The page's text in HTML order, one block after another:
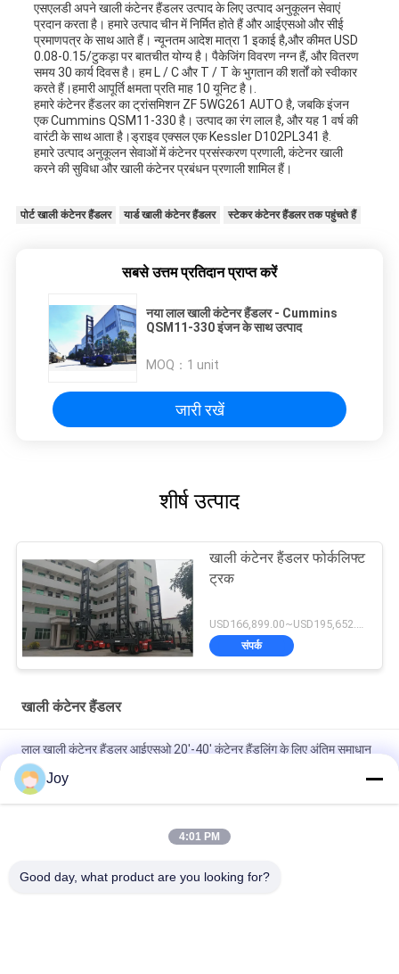
एसएलडी अपने खाली कंटेनर हैंडलर उत्पाद के लिए उत्पाद अनुकूलन सेवाएं
प्रदान करता है। हमारे उत्पाद चीन में निर्मित होते हैं और आईएसओ और सीई
प्रमाणपत्र के साथ आते हैं। न्यूनतम आदेश मात्रा 1 इकाई है,और कीमत USD
0.08-0.15/टुकड़ा पर बातचीत योग्य है। पैकेजिंग विवरण नग्न हैं, और वितरण
समय 30 कार्य दिवस है। हम L / C और T / T के भुगतान की शर्तों को स्वीकार
करते हैं।हमारी आपूर्ति क्षमता प्रति माह 10 यूनिट है।.
हमारे कंटेनर हैंडलर का ट्रांसमिशन ZF 5WG261 AUTO है, जबकि इंजन
एक Cummins QSM11-330 है। उत्पाद का रंग लाल है, और यह 1 वर्ष की
वारंटी के साथ आता है।ड्राइव एक्सल एक Kessler D102PL341 है.
हमारे उत्पाद अनुकूलन सेवाओं में कंटेनर प्रसंस्करण प्रणाली, कंटेनर खाली
करने की सुविधा और खाली कंटेनर प्रबंधन प्रणाली शामिल हैं।
पोर्ट खाली कंटेनर हैंडलर यार्ड खाली कंटेनर हैंडलर स्टेकर कंटेनर हैंडलर तक पहुंचते हैं
सबसे उत्तम प्रतिदान प्राप्त करें
नया लाल खाली कंटेनर हैंडलर - Cummins
QSM11-330 इंजन के साथ उत्पाद
MOQ： 1 unit
जारी रखें
शीर्ष उत्पाद
खाली कंटेनर हैंडलर फोर्कलिफ्ट
ट्रक
USD166,899.00~USD195,652.00 / unit MOQ:एक इकाई
संपर्क
खाली कंटेनर हैंडलर
लाल खाली कंटेनर हैंडलर आईएसओ 20'-40' कंटेनर हैंडलिंग के लिए अंतिम समाधान
Kessler D102PL341 ड्राइव एक्सल खाली कंटेनर हैंडलर अनलोडिंग के लिए
71400 किलोग्राम सेवा वजन
Joy
4:01 PM
Good day, what product are you looking for?